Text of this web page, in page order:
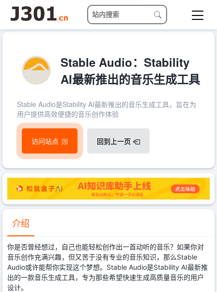
Stable Audio：Stability
AI最新推出的音乐生成工具
Stable Audio是Stability AI最新推出的音乐生成工具，旨在为
用户提供高效便捷的音乐创作体验
访问站点 回到上一页
介绍
你是否曾经想过，自己也能轻松创作出一首动听的音乐？如果你对
音乐创作充满兴趣，但又苦于没有专业的音乐知识，那么Stable
Audio或许能帮你实现这个梦想。Stable Audio是Stability AI最新推
出的一款音乐生成工具，专为那些希望快速生成高质量音乐的用户
设计。